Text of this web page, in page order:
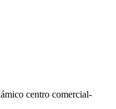
centro comercial-